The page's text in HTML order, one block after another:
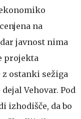
na
javnost nima
projekta
ostanki sežiga
Vehovar. Pod
izhodišče, da bo